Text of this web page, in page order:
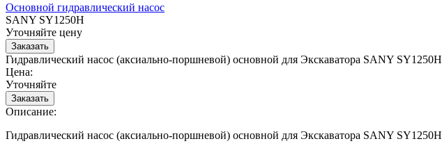
Основной гидравлический насос
SANY SY1250H
Уточняйте цену
Гидравлический насос (аксиально-поршневой) основной для Экскаватора SANY SY1250H
Цена:
Уточняйте
Описание:
Гидравлический насос (аксиально-поршневой) основной для Экскаватора SANY SY1250H